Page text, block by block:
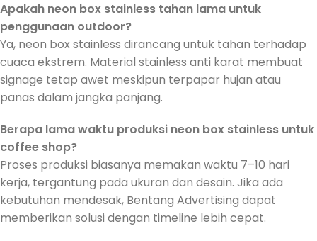
Apakah neon box stainless tahan lama untuk
penggunaan outdoor?
Ya, neon box stainless dirancang untuk tahan terhadap
cuaca ekstrem. Material stainless anti karat membuat
signage tetap awet meskipun terpapar hujan atau
panas dalam jangka panjang.
Berapa lama waktu produksi neon box stainless untuk
coffee shop?
Proses produksi biasanya memakan waktu 7–10 hari
kerja, tergantung pada ukuran dan desain. Jika ada
kebutuhan mendesak, Bentang Advertising dapat
memberikan solusi dengan timeline lebih cepat.